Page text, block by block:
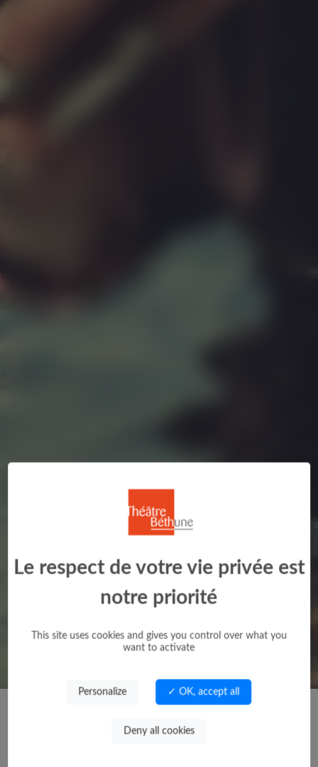
Le respect de votre vie privée est
notre priorité
This site uses cookies and gives you control over what you
want to activate
Personalize ✓ OK, accept all
Deny all cookies